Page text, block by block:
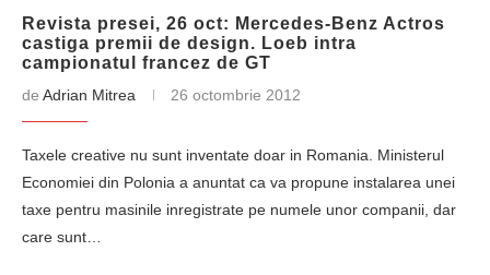
Revista presei, 26 oct: Mercedes-Benz Actros
castiga premii de design. Loeb intra
campionatul francez de GT
de Adrian Mitrea 26 octombrie 2012
Taxele creative nu sunt inventate doar in Romania. Ministerul
Economiei din Polonia a anuntat ca va propune instalarea unei
taxe pentru masinile inregistrate pe numele unor companii, dar
care sunt…